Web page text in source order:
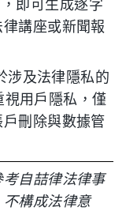
即可生成逐字
講座或新聞報
涉及法律隱私的
用戶隱私，僅
刪除與數據管
自喆律法律事
構成法律意